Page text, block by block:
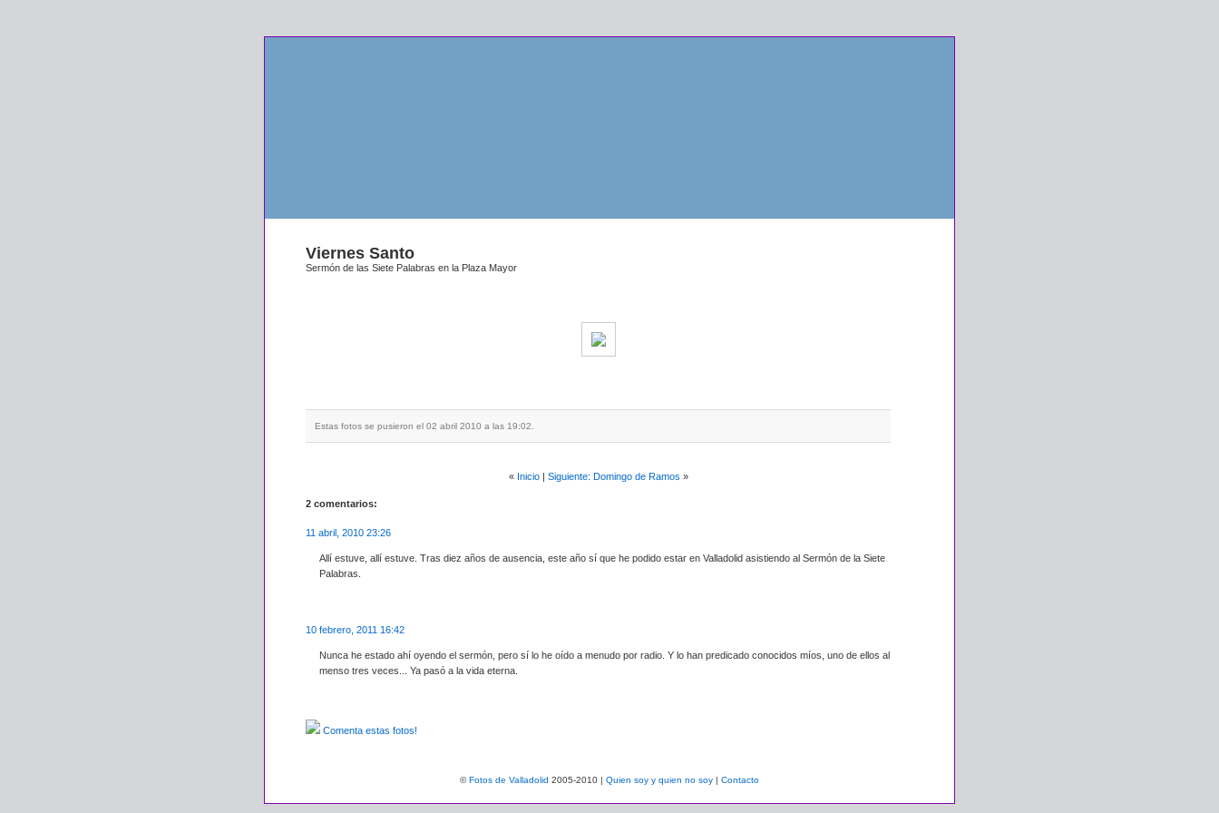
Viernes Santo
Sermón de las Siete Palabras en la Plaza Mayor
Estas fotos se pusieron el 02 abril 2010 a las 19:02.
« Inicio| Siguiente: Domingo de Ramos »
2 comentarios:
11 abril, 2010 23:26
Allí estuve, allí estuve. Tras diez años de ausencia, este año sí que he podido estar en Valladolid asistiendo al Sermón de la Siete
Palabras.
10 febrero, 2011 16:42
Nunca he estado ahí oyendo el sermón, pero sí lo he oído a menudo por radio. Y lo han predicado conocidos míos, uno de ellos al
menso tres veces... Ya pasó a la vida eterna.
Comenta estas fotos!
©Fotos de Valladolid 2005-2010 | Quien soy y quien no soy | Contacto